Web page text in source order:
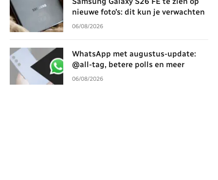
nieuwe foto’s: dit kun je verwachten
06/08/2026
WhatsApp met augustus-update:
@all-tag, betere polls en meer
06/08/2026